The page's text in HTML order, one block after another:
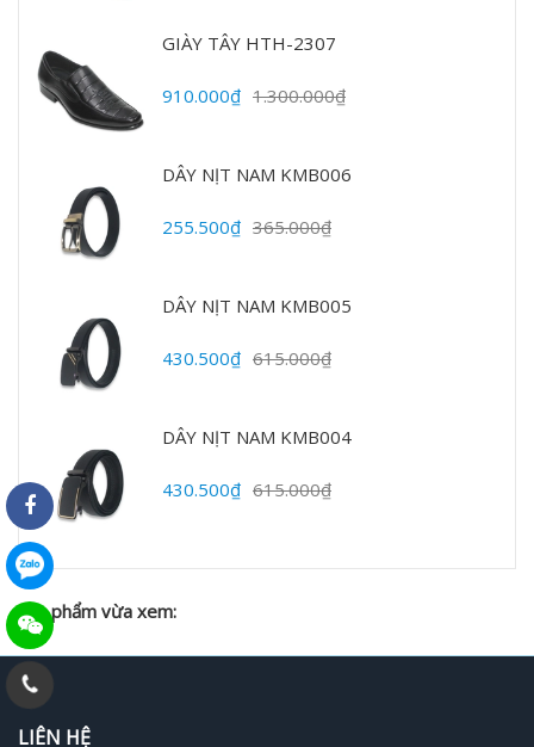
GIÀY TÂY HTH-2307
910.000₫ 1.300.000₫
DÂY NỊT NAM KMB006
255.500₫ 365.000₫
DÂY NỊT NAM KMB005
430.500₫ 615.000₫
DÂY NỊT NAM KMB004
430.500₫ 615.000₫
Sản phẩm vừa xem:
LIÊN HỆ